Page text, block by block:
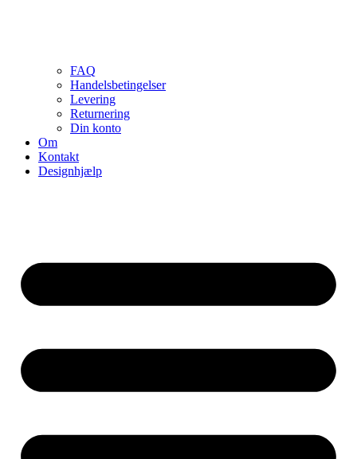
FAQ
Handelsbetingelser
Levering
Returnering
Din konto
Om
Kontakt
Designhjælp